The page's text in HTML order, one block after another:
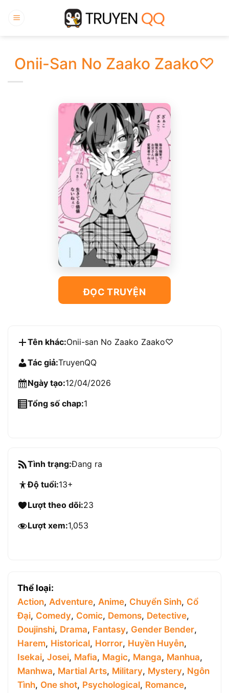
qua
Onii-San No Zaako Zaako♡
ĐỌC TRUYỆN
Tên khác:Onii-san No Zaako Zaako♡
Tác giả:TruyenQQ
Ngày tạo:12/04/2026
Tổng số chap:1
Tình trạng:Đang ra
Độ tuổi:13+
Lượt theo dõi:23
Lượt xem:1,053
Thể loại:
Action, Adventure, Anime, Chuyển Sinh, Cổ
Đại, Comedy, Comic, Demons, Detective,
Doujinshi, Drama, Fantasy, Gender Bender,
Harem, Historical, Horror, Huyền Huyễn,
Isekai, Josei, Mafia, Magic, Manga, Manhua,
Manhwa, Martial Arts, Military, Mystery, Ngôn
Tình, One shot, Psychological, Romance,